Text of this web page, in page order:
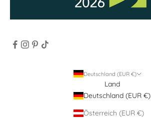
Deutschland (EUR €)
Land
Deutschland (EUR €)
Österreich (EUR €)